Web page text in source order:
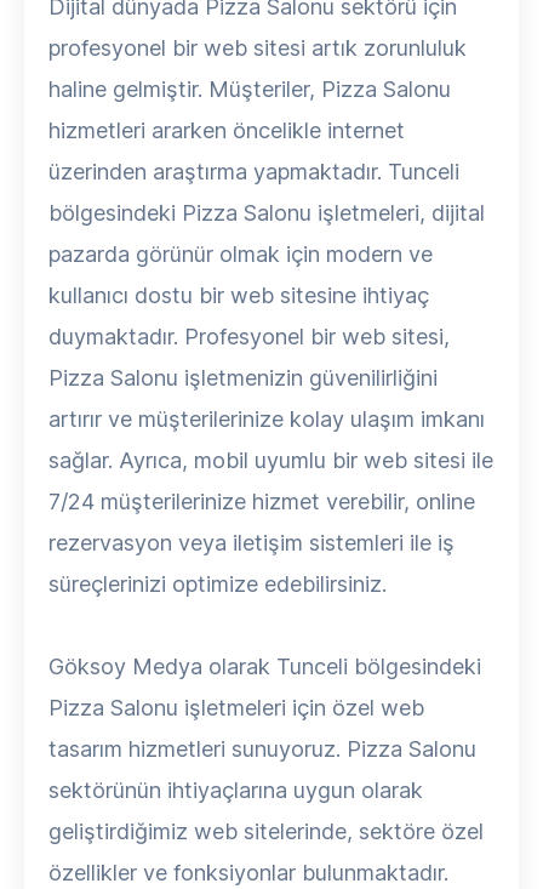
Dijital dünyada Pizza Salonu sektörü için
profesyonel bir web sitesi artık zorunluluk
haline gelmiştir. Müşteriler, Pizza Salonu
hizmetleri ararken öncelikle internet
üzerinden araştırma yapmaktadır. Tunceli
bölgesindeki Pizza Salonu işletmeleri, dijital
pazarda görünür olmak için modern ve
kullanıcı dostu bir web sitesine ihtiyaç
duymaktadır. Profesyonel bir web sitesi,
Pizza Salonu işletmenizin güvenilirliğini
artırır ve müşterilerinize kolay ulaşım imkanı
sağlar. Ayrıca, mobil uyumlu bir web sitesi ile
7/24 müşterilerinize hizmet verebilir, online
rezervasyon veya iletişim sistemleri ile iş
süreçlerinizi optimize edebilirsiniz.
Göksoy Medya olarak Tunceli bölgesindeki
Pizza Salonu işletmeleri için özel web
tasarım hizmetleri sunuyoruz. Pizza Salonu
sektörünün ihtiyaçlarına uygun olarak
geliştirdiğimiz web sitelerinde, sektöre özel
özellikler ve fonksiyonlar bulunmaktadır.